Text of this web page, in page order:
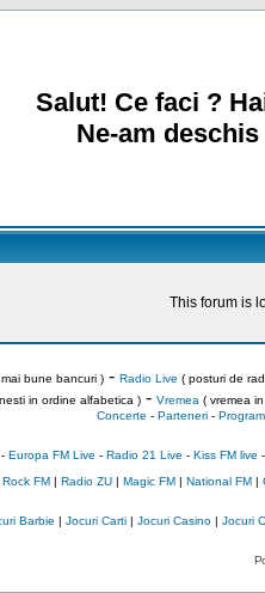
Salut! Ce faci ?
Ne-am
This forum is
bune bancuri )- Radio Live ( posturi de
in ordine alfabetica )- Vremea ( vremea
Concerte - Parteneri-
Europa FM Live - Radio 21 Live - Kiss FM live -
Rock FM| Radio ZU| Magic FM| National FM|
Barbie | Jocuri Carti| Jocuri Casino| Jocuri